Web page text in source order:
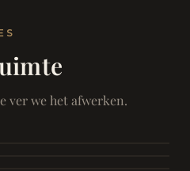
Living
ver we het afwerken.